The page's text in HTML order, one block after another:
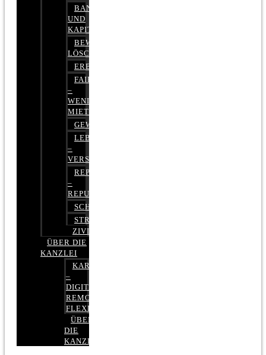
BANK-
UND
KAPITALMARKTRECHT
BEWERTUNGEN
LÖSCHEN
ERBRECHT
FAIRMIETEN
–
WENIGER
MIETE
GEWERBERECHT
LEBENSVERSICHERUNG
–
VERSICHERUNGSRECHT
REPUTATIONSRECHT
–
REPUTATIONSMANAGEMENT
SCHUFARECHT
STRAFRECHT
ZIVILRECHT
ÜBER DIE
KANZLEI
KARRIERE
–
DIGITAL,
REMOTE,
FLEXIBEL
ÜBER
DIE
KANZLEI